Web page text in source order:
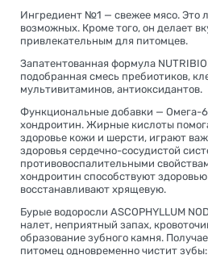
Ингредиент №1 — свежее мясо. Это
возможных. Кроме того, он делает
привлекательным для питомцев.
Запатентованная формула
подобранная смесь пребиотиков,
мультивитаминов, антиоксидантов.
Функциональные добавки — Омега-
хондроитин. Жирные кислоты
здоровье кожи и шерсти, играют
здоровья сердечно-сосудистой
противовоспалительными
хондроитин способствуют здоровью
восстанавливают хрящевую.
Бурые водоросли ASCOPHYLLUM
налет, неприятный запах,
образование зубного камня.
питомец одновременно чистит